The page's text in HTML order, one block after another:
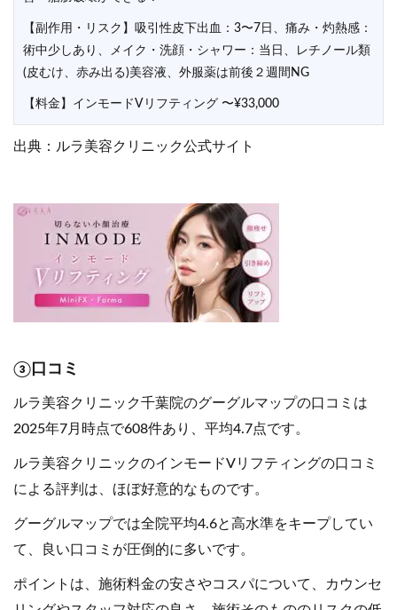
【副作用・リスク】吸引性皮下出血：3〜7日、痛み・灼熱感：
術中少しあり、メイク・洗顔・シャワー：当日、レチノール類
(皮むけ、赤み出る)美容液、外服薬は前後２週間NG
【料金】インモードVリフティング 〜¥33,000
出典：ルラ美容クリニック公式サイト
③口コミ
ルラ美容クリニック千葉院のグーグルマップの口コミは
2025年7月時点で608件あり、平均4.7点です。
ルラ美容クリニックのインモードVリフティングの口コミ
による評判は、ほぼ好意的なものです。
グーグルマップでは全院平均4.6と高水準をキープしてい
て、良い口コミが圧倒的に多いです。
ポイントは、施術料金の安さやコスパについて、カウンセ